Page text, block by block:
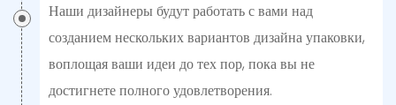
Наши дизайнеры будут работать с вами над
созданием нескольких вариантов дизайна упаковки,
воплощая ваши идеи до тех пор, пока вы не
достигнете полного удовлетворения.